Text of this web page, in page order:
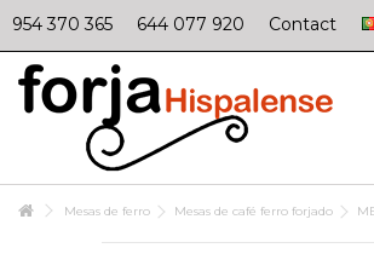
954 370 365 644 077 920 Contact
Mesas de ferro Mesas de café ferro forjado